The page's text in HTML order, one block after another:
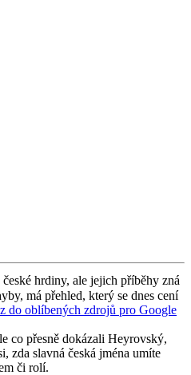
hrdiny, ale jejich příběhy zná
má přehled, který se dnes cení
do oblíbených zdrojů pro Google
co přesně dokázali Heyrovský,
zda slavná česká jména umíte
či rolí.